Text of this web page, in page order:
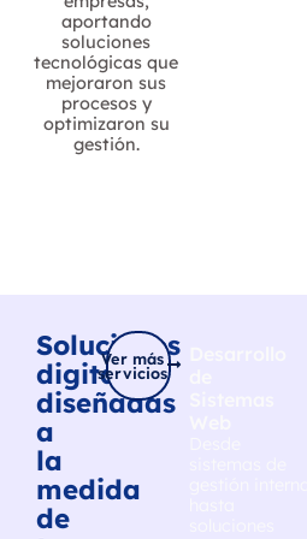
aportando
soluciones
tecnológicas que
mejoraron sus
procesos y
optimizaron su
gestión.
Soluciones
digitales
diseñadas
a
la
medida
de
Ver más
servicios